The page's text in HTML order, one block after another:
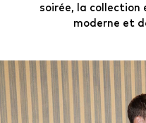
soirée, la collection
moderne et